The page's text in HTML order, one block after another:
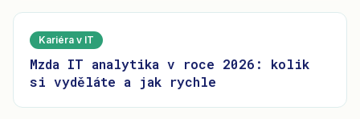
Kariéra v IT
Mzda IT analytika v roce 2026: kolik
si vyděláte a jak rychle